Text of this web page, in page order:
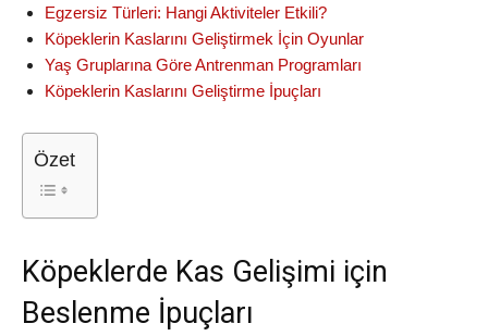
Egzersiz Türleri: Hangi Aktiviteler Etkili?
Köpeklerin Kaslarını Geliştirmek İçin Oyunlar
Yaş Gruplarına Göre Antrenman Programları
Köpeklerin Kaslarını Geliştirme İpuçları
Özet
Köpeklerde Kas Gelişimi için
Beslenme İpuçları